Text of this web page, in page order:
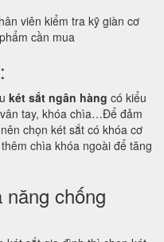
viên kiểm tra kỹ giàn cơ
cần mua
két sắt ngân hàng có kiểu
tay, khóa chìa…Để đảm
chọn két sắt có khóa cơ
chìa khóa ngoài để tăng
chống